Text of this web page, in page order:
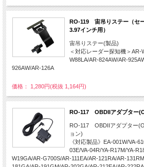
RO-119 宙吊りステー（セ
3.97インチ用）
宙吊りステー(製品)
＜対応レーダー探知機＞AR-
W88LA/AR-824AW/AR-
926AW/AR-126A
価格： 1,280円(税抜 1,164円)
RO-117 OBDIIアダプター
RO-117 OBDIIアダプター
ョン)
《対応製品》EA-001W/VA-
03E/VA-04R/YA-R17M/YA-
W19GA/AR-G700S/AR-111EA/AR-121RA/AR-